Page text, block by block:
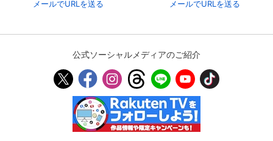
メールでURLを送る メールでURLを送る
公式ソーシャルメディアのご紹介